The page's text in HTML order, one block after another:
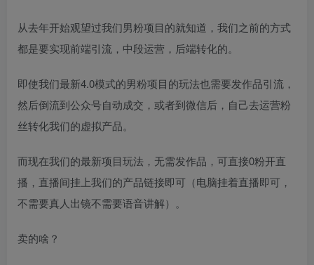
从去年开始观望过我们男粉项目的就知道，我们之前的方式
都是要实现前端引流，中段运营，后端转化的。
即使我们最新4.0模式的男粉项目的玩法也需要发作品引流，
然后倒流到公众号自动成交，或者到微信后，自己去运营粉
丝转化我们的虚拟产品。
而现在我们的最新项目玩法，无需发作品，可直接0粉开直
播，直播间挂上我们的产品链接即可（电脑挂着直播即可，
不需要真人出镜不需要语音讲解）。
卖的啥？